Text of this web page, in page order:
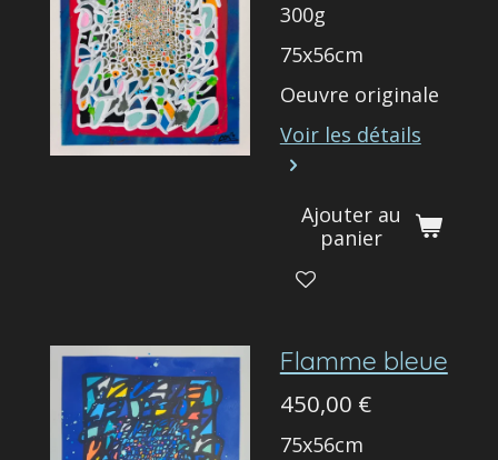
300g
75x56cm
Oeuvre originale
Voir les détails
Ajouter au
panier
Flamme bleue
450,00 €
75x56cm